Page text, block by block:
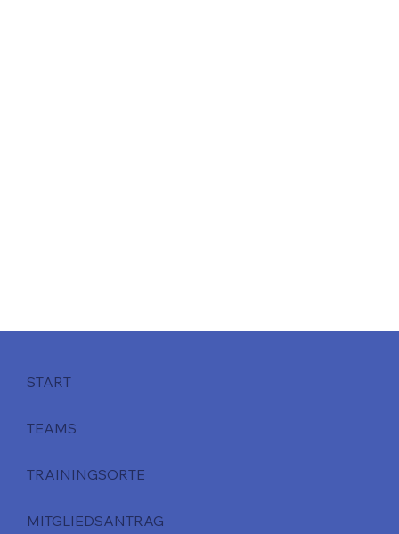
START
TEAMS
TRAININGSORTE
MITGLIEDSANTRAG